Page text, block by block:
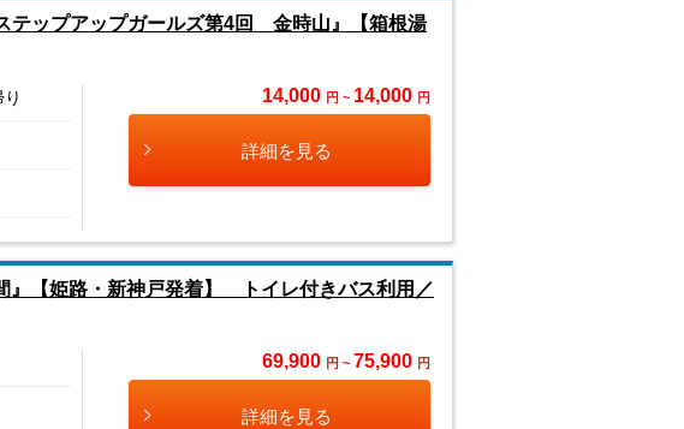
ップアップガールズ第4回 金時山』【箱根湯
り 14,000 円 ~ 14,000 円
詳細を見る
』【姫路・新神戸発着】 トイレ付きバス利用／
69,900 円 ~ 75,900 円
詳細を見る